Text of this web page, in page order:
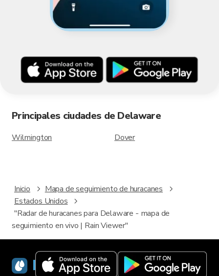
Principales ciudades de Delaware
Wilmington Dover
Inicio
Mapa de seguimiento de huracanes
Estados Unidos
"Radar de huracanes para Delaware - mapa de
seguimiento en vivo | Rain Viewer"
RainViewer